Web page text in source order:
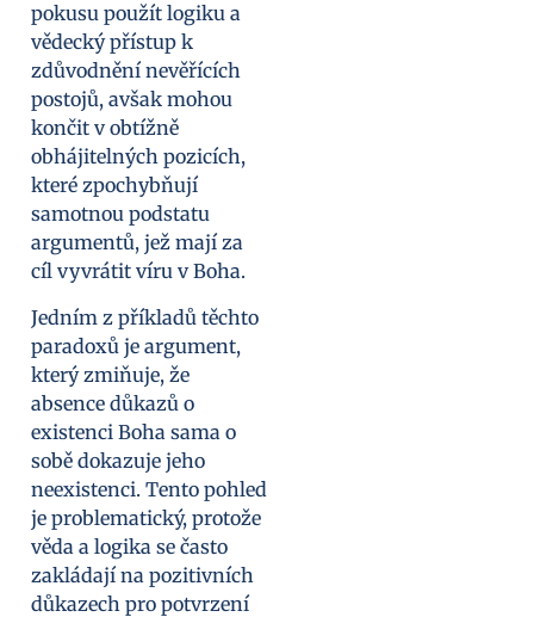
pokusu použít logiku a
vědecký přístup k
zdůvodnění nevěřících
postojů, avšak mohou
končit v obtížně
obhájitelných pozicích,
které zpochybňují
samotnou podstatu
argumentů, jež mají za
cíl vyvrátit víru v Boha.
Jedním z příkladů těchto
paradoxů je argument,
který zmiňuje, že
absence důkazů o
existenci Boha sama o
sobě dokazuje jeho
neexistenci. Tento pohled
je problematický, protože
věda a logika se často
zakládají na pozitivních
důkazech pro potvrzení